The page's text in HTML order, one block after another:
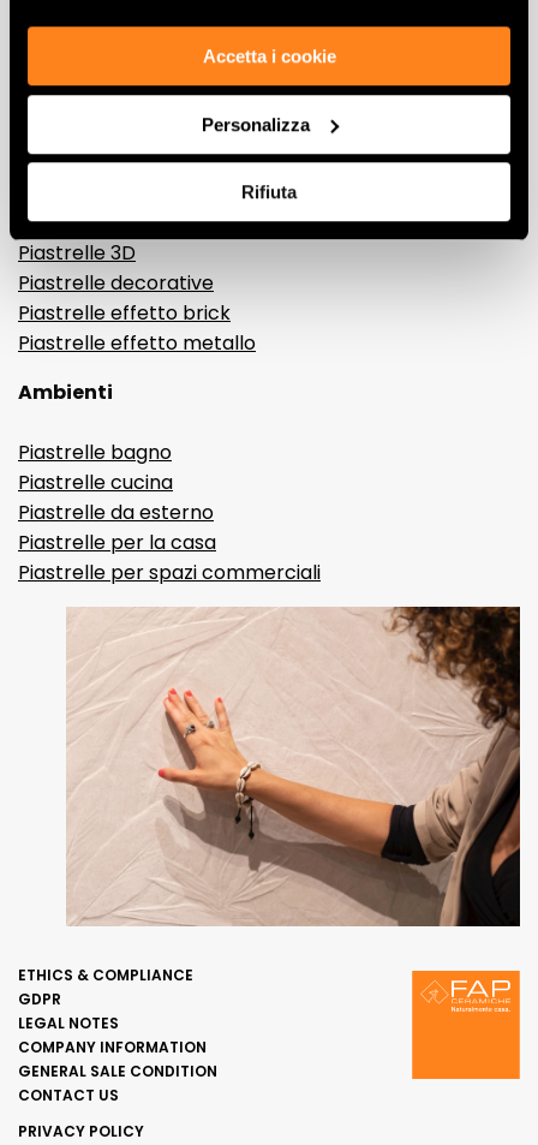
Accetta i cookie
Personalizza
Rifiuta
ed effetti
Gres porcellanato effetto marmo
Gres porcellanato effetto legno
Gres porcellanato effetto pietra
Gres porcellanato effetto resina e cemento
Piastrelle 3D
Piastrelle decorative
Piastrelle effetto brick
Piastrelle effetto metallo
Ambienti
Piastrelle bagno
Piastrelle cucina
Piastrelle da esterno
Piastrelle per la casa
Piastrelle per spazi commerciali
ETHICS & COMPLIANCE
GDPR
LEGAL NOTES
COMPANY INFORMATION
GENERAL SALE CONDITION
CONTACT US
PRIVACY POLICY